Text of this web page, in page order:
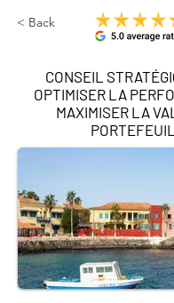
< Back
CONSEIL
OPTIMISER LA
MAXIMISER LA